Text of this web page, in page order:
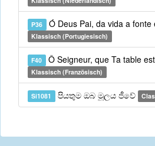
P36 Ó Deus Pai, da vida a fonte
Klassisch (Portugiesisch)
F40 Ô Seigneur, que Ta table
Klassisch (Französisch)
Si1081 පියතුම ඔබ මූලය ජීවේ